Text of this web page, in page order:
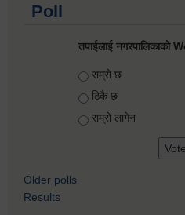
Poll
तपाईलाई नगरपालिकाको
Choices
राम्रो छ
ठिकै छ
राम्रो लागेन
Older polls
Results